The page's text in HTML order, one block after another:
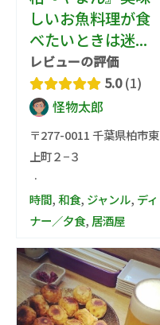
しいお魚料理が食
べたいときは迷...
レビューの評価
5.0 1
怪物太郎
〒277-0011 千葉県柏市東
上町２−３
·
時間,和食, ジャンル, ディ
ナー／夕食, 居酒屋